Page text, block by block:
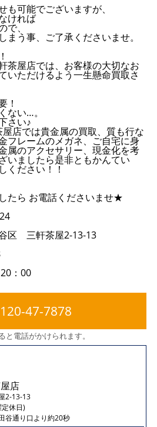
も可能でございますが、
ければ
、
まう事、ご了承くださいませ。
屋店では、お客様の大切なお
いただけるよう一生懸命買取さ
！
ない…。
さい♪
店では貴金属の買取、質も行な
フレームのメガネ、ご自宅に身
属のアクセサリー、現金化を考
いましたら是非ともかんてい
ださい！！
たら お電話くださいませ★
区 三軒茶屋2-13-13
：00
47-7878
と電話がかけられます。
店
2-13-13
休日)
谷通り口より約20秒